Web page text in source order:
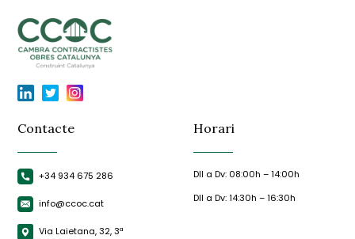
Contacte
+34 934 675 286
info@ccoc.cat
Via Laietana, 32, 3ª
Horari
Dll a Dv: 08:00h – 14:00h
Dll a Dv: 14:30h – 16:30h